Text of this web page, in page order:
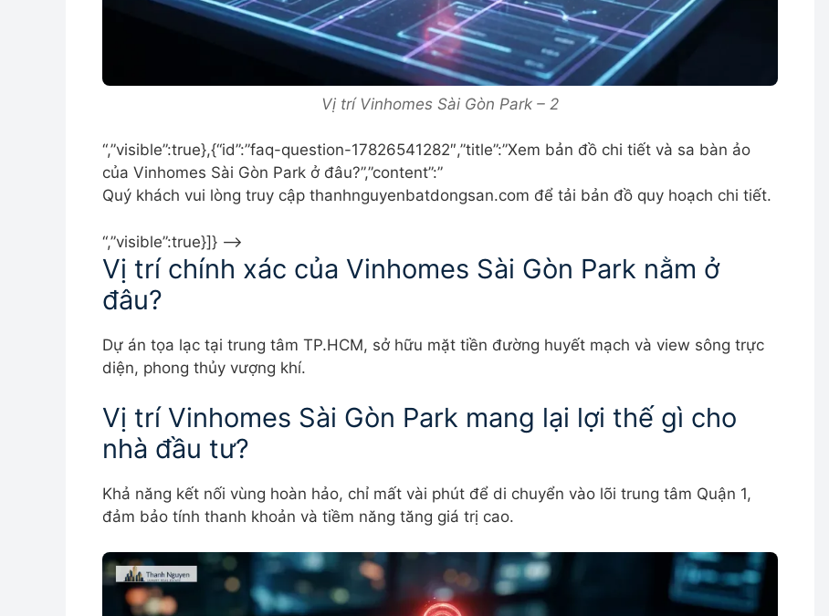
Vị trí Vinhomes Sài Gòn Park – 2
“,”visible”:true},{“id”:”faq-question-17826541282″,”title”:”Xem bản đồ chi tiết và sa bàn ảo
của Vinhomes Sài Gòn Park ở đâu?”,”content”:”
Quý khách vui lòng truy cập thanhnguyenbatdongsan.com để tải bản đồ quy hoạch chi tiết.
“,”visible”:true}]} –>
Vị trí chính xác của Vinhomes Sài Gòn Park nằm ở
đâu?
Dự án tọa lạc tại trung tâm TP.HCM, sở hữu mặt tiền đường huyết mạch và view sông trực
diện, phong thủy vượng khí.
Vị trí Vinhomes Sài Gòn Park mang lại lợi thế gì cho
nhà đầu tư?
Khả năng kết nối vùng hoàn hảo, chỉ mất vài phút để di chuyển vào lõi trung tâm Quận 1,
đảm bảo tính thanh khoản và tiềm năng tăng giá trị cao.